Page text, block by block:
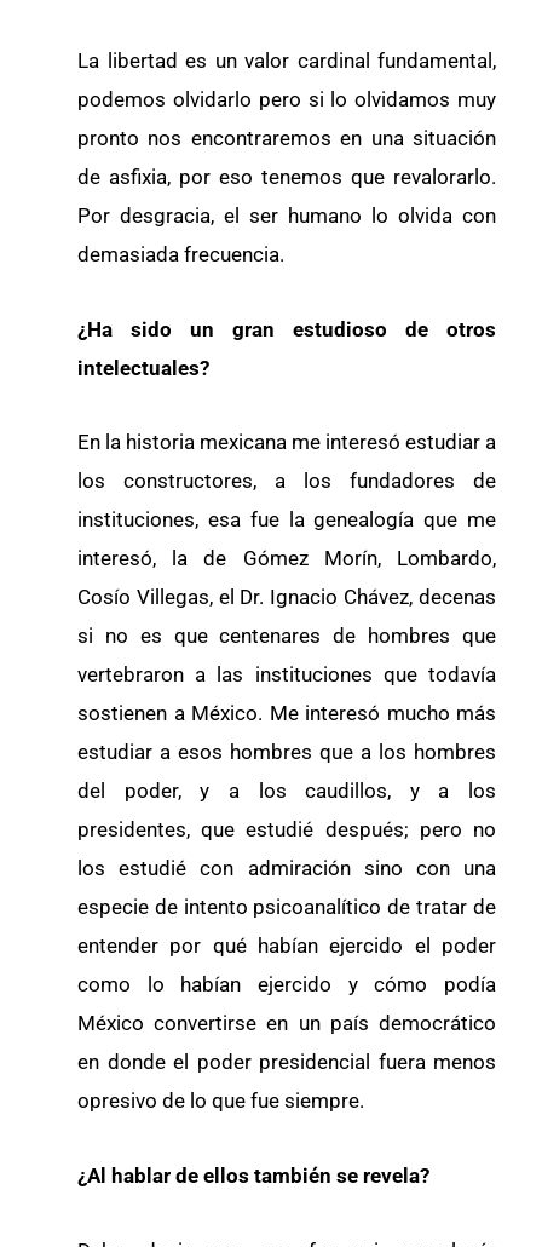
La libertad es un valor cardinal fundamental,
podemos olvidarlo pero si lo olvidamos muy
pronto nos encontraremos en una situación
de asfixia, por eso tenemos que revalorarlo.
Por desgracia, el ser humano lo olvida con
demasiada frecuencia.
¿Ha sido un gran estudioso de otros
intelectuales?
En la historia mexicana me interesó estudiar a
los constructores, a los fundadores de
instituciones, esa fue la genealogía que me
interesó, la de Gómez Morín, Lombardo,
Cosío Villegas, el Dr. Ignacio Chávez, decenas
si no es que centenares de hombres que
vertebraron a las instituciones que todavía
sostienen a México. Me interesó mucho más
estudiar a esos hombres que a los hombres
del poder, y a los caudillos, y a los
presidentes, que estudié después; pero no
los estudié con admiración sino con una
especie de intento psicoanalítico de tratar de
entender por qué habían ejercido el poder
como lo habían ejercido y cómo podía
México convertirse en un país democrático
en donde el poder presidencial fuera menos
opresivo de lo que fue siempre.
¿Al hablar de ellos también se revela?